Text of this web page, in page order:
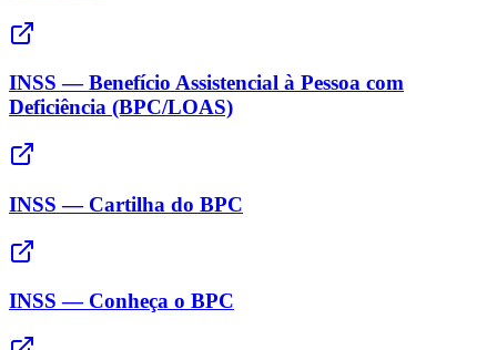
INSS — Benefício Assistencial à Pessoa com
Deficiência (BPC/LOAS)
INSS — Cartilha do BPC
INSS — Conheça o BPC